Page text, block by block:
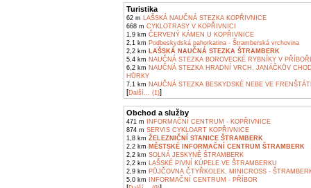
Turistika
62 m LAŠSKÁ NAUČNÁ STEZKA KOPŘIVNICE
668 m CYKLOTRASY V KOPŘIVNICI
1,9 km ČERVENÝ KÁMEN U KOPŘIVNICE
2,1 km Podbeskydská pahorkatina - Štramberská vrchovina
2,2 km LAŠSKÁ NAUČNÁ STEZKA ŠTRAMBERK
5,4 km NAUČNÁ STEZKA BOROVECKÉ RYBNÍKY V
6,2 km NAUČNÁ STEZKA HRADNÍ VRCH, JANÁČKŮV
HŮRKY
7,1 km NAUČNÁ STEZKA BESKYDSKÉ NEBE VE
[Další... (1)]
Obchod a služby
471 m INFORMAČNÍ CENTRUM - KOPŘIVNICE
874 m SERVIS CYKLOART KOPŘIVNICE
1,8 km ŽELEZNIČNÍ STANICE ŠTRAMBERK
2,2 km MĚSTSKÉ INFORMAČNÍ CENTRUM ŠTRAMBERK
2,2 km SOLNÁ JESKYNĚ ŠTRAMBERK
2,2 km LAŠSKÉ PIVNÍ KÚPELE VE ŠTRAMBERKU
2,9 km PŮJČOVNA ČTYŘKOLEK, MINICROSS -
5,0 km INFORMAČNÍ CENTRUM - PŘÍBOR